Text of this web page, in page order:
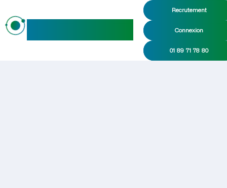
Recrutement
Connexion
01 89 71 78 80